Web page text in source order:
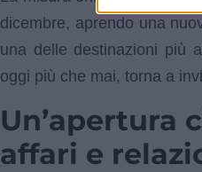
dicembre, aprendo una
una delle destinazioni più
oggi più che mai, torna a
Un’apertura
affari e